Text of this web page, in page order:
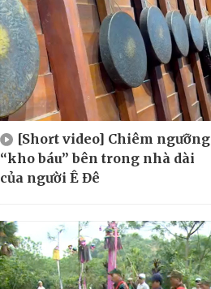
[Short video] Chiêm ngưỡng
“kho báu” bên trong nhà dài
của người Ê Đê